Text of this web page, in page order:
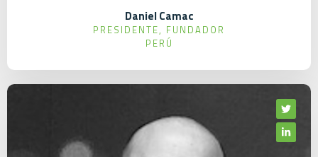
Daniel Camac
PRESIDENTE, FUNDADOR
PERÚ